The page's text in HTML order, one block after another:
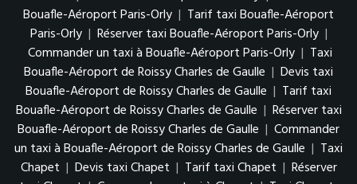
Bouafle-Aéroport Paris-Orly | Tarif taxi Bouafle-Aéroport
Paris-Orly | Réserver taxi Bouafle-Aéroport Paris-Orly |
Commander un taxi à Bouafle-Aéroport Paris-Orly | Taxi
Bouafle-Aéroport de Roissy Charles de Gaulle | Devis taxi
Bouafle-Aéroport de Roissy Charles de Gaulle | Tarif taxi
Bouafle-Aéroport de Roissy Charles de Gaulle | Réserver taxi
Bouafle-Aéroport de Roissy Charles de Gaulle | Commander
un taxi à Bouafle-Aéroport de Roissy Charles de Gaulle | Taxi
Chapet | Devis taxi Chapet | Tarif taxi Chapet | Réserver